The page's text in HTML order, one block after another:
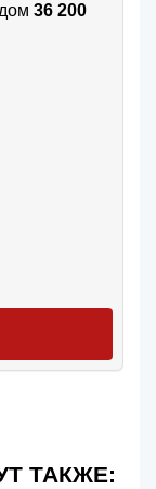
36 200
ТАКЖЕ: